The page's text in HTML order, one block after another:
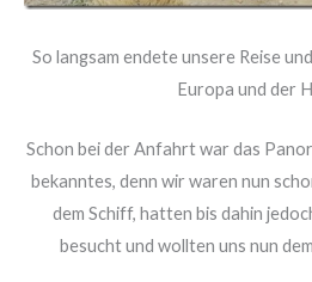
So langsam endete unsere Reise
Europa und der
Schon bei der Anfahrt war das
bekanntes, denn wir waren nun
dem Schiff, hatten bis dahin
besucht und wollten uns nun